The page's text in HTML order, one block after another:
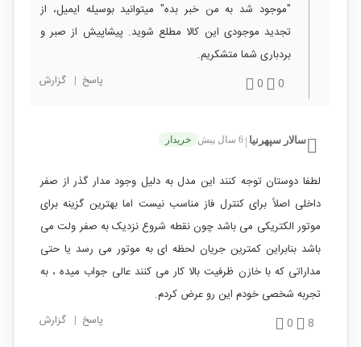
"موجود شد به من خبر بده" میتوانید بوسیله ایمیل، از
تجدید موجودی این کالا مطلع شوید. پیشاپیش از صبر و
بردباری شما متشکریم.
0
0 پاسخ | گزارش
سالار سپهرنیا 6 سال پیش خریدار
لطفا دوستان توجه کنند این مدل به دلیل وجود مدار گذر از صفر
داخلی اصلاً برای کنترل فاز مناسب نیست اما بهترین گزینه برای
موتور الکتریکی می باشد چون نقطه شروع نزدیک به صفر ولت می
باشد بنابراین کمترین جریان لحظه ای به موتور می رسد یا حتی
مداراتی که با خازن ظرفیت بالا کار می کنند عالی جواب میده ، به
تجربه شخصی خودم این رو عرض کردم.
8
0 پاسخ | گزارش